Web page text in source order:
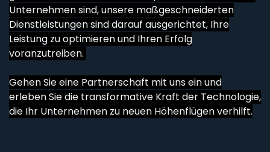
Unternehmen sind, unsere maßgeschneiderten
Dienstleistungen sind darauf ausgerichtet, Ihre
Leistung zu optimieren und Ihren Erfolg
voranzutreiben.
Gehen Sie eine Partnerschaft mit uns ein und
erleben Sie die transformative Kraft der Technologie,
die Ihr Unternehmen zu neuen Höhenflügen verhilft.